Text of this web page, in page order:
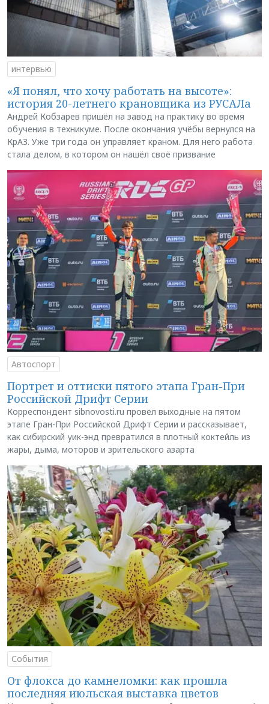
интервью
«Я понял, что хочу работать на высоте»:
история 20-летнего крановщика из РУСАЛа
Андрей Кобзарев пришёл на завод на практику во время
обучения в техникуме. После окончания учёбы вернулся на
КрАЗ. Уже три года он управляет краном. Для него работа
стала делом, в котором он нашёл своё призвание
Автоспорт
Портрет и оттиски пятого этапа Гран-При
Российской Дрифт Серии
Корреспондент sibnovosti.ru провёл выходные на пятом
этапе Гран-При Российской Дрифт Серии и рассказывает,
как сибирский уик-энд превратился в плотный коктейль из
жары, дыма, моторов и зрительского азарта
События
От флокса до камнеломки: как прошла
последняя июльская выставка цветов